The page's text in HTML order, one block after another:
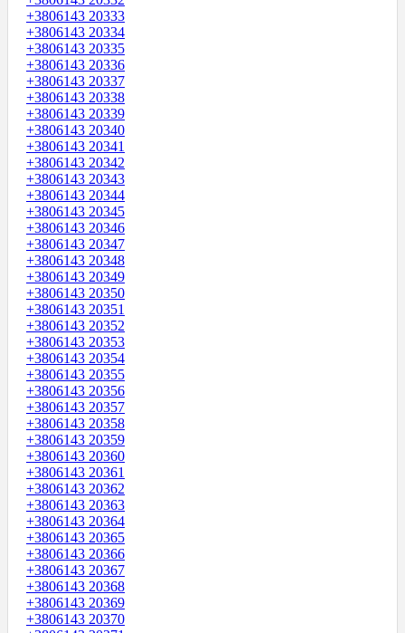
+3806143 20333
+3806143 20334
+3806143 20335
+3806143 20336
+3806143 20337
+3806143 20338
+3806143 20339
+3806143 20340
+3806143 20341
+3806143 20342
+3806143 20343
+3806143 20344
+3806143 20345
+3806143 20346
+3806143 20347
+3806143 20348
+3806143 20349
+3806143 20350
+3806143 20351
+3806143 20352
+3806143 20353
+3806143 20354
+3806143 20355
+3806143 20356
+3806143 20357
+3806143 20358
+3806143 20359
+3806143 20360
+3806143 20361
+3806143 20362
+3806143 20363
+3806143 20364
+3806143 20365
+3806143 20366
+3806143 20367
+3806143 20368
+3806143 20369
+3806143 20370